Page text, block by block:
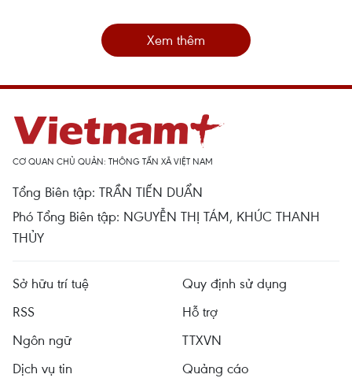
Xem thêm
CƠ QUAN CHỦ QUẢN: THÔNG TẤN XÃ VIỆT NAM
Tổng Biên tập: TRẦN TIẾN DUẨN
Phó Tổng Biên tập: NGUYỄN THỊ TÁM, KHÚC THANH
THỦY
Sở hữu trí tuệ
Quy định sử dụng
RSS
Hỗ trợ
Ngôn ngữ
TTXVN
Dịch vụ tin
Quảng cáo